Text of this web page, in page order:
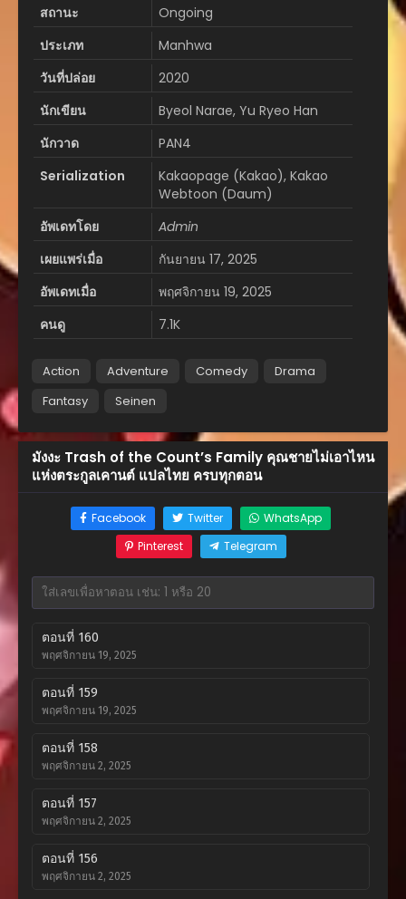
สถานะ
Ongoing
ประเภท
Manhwa
วันที่ปล่อย
2020
นักเขียน
Byeol Narae, Yu Ryeo Han
นักวาด
PAN4
Serialization
Kakaopage (Kakao), Kakao
Webtoon (Daum)
อัพเดทโดย
Admin
เผยแพร่เมื่อ
กันยายน 17, 2025
อัพเดทเมื่อ
พฤศจิกายน 19, 2025
คนดู
7.1K
Action Adventure Comedy
Drama
Fantasy
Seinen
มังงะ Trash of the Count’s Family คุณชายไม่เอาไหน
แห่งตระกูลเคานต์ แปลไทย ครบทุกตอน
Facebook Twitter
WhatsApp
Pinterest
Telegram
ตอนที่ 160
พฤศจิกายน 19, 2025
ตอนที่ 159
พฤศจิกายน 19, 2025
ตอนที่ 158
พฤศจิกายน 2, 2025
ตอนที่ 157
พฤศจิกายน 2, 2025
ตอนที่ 156
พฤศจิกายน 2, 2025